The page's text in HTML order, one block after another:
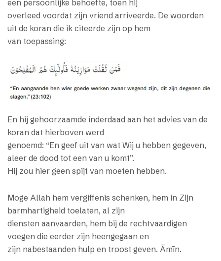
een persoonlijke behoefte, toen hij
overleed voordat zijn vriend arriveerde. De woorden
uit de koran die ik citeerde zijn op hem
van toepassing:
En hij gehoorzaamde inderdaad aan het advies van de
koran dat hierboven werd
genoemd: “En geef uit van wat Wij u hebben gegeven,
aleer de dood tot een van u komt”.
Hij zou hier geen spijt van moeten hebben.
Moge Allah hem vergiffenis schenken, hem in Zijn
barmhartigheid toelaten, al zijn
diensten aanvaarden, hem bij de rechtvaardigen
voegen die eerder zijn heengegaan en
zijn nabestaanden hulp en troost geven. Āmīn.